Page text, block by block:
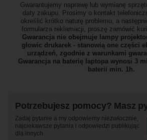
Gwarantujemy naprawę lub wymianę
daty zakupu. Prosimy o kontakt
określić krótko naturę problemu, a
formularza reklamacji, proszę zamówić
Gwarancja nie obejmuje lampy
głowic drukarek - stanowią one części
urządzeń, zgodnie z warunkami
Gwarancja na baterię laptopa wynosi 3
baterii min. 1h.
Potrzebujesz pomocy? Masz
Zadaj pytanie a my odpowiemy niezwłocznie,
najciekawsze pytania i odpowiedzi publikując
dla innych.